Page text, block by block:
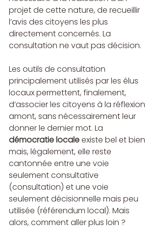
projet de cette nature, de recueillir
l’avis des citoyens les plus
directement concernés. La
consultation ne vaut pas décision.
Les outils de consultation
principalement utilisés par les élus
locaux permettent, finalement,
d’associer les citoyens à la réflexion
amont, sans nécessairement leur
donner le dernier mot. La
démocratie locale existe bel et bien
mais, légalement, elle reste
cantonnée entre une voie
seulement consultative
(consultation) et une voie
seulement décisionnelle mais peu
utilisée (référendum local). Mais
alors, comment aller plus loin ?